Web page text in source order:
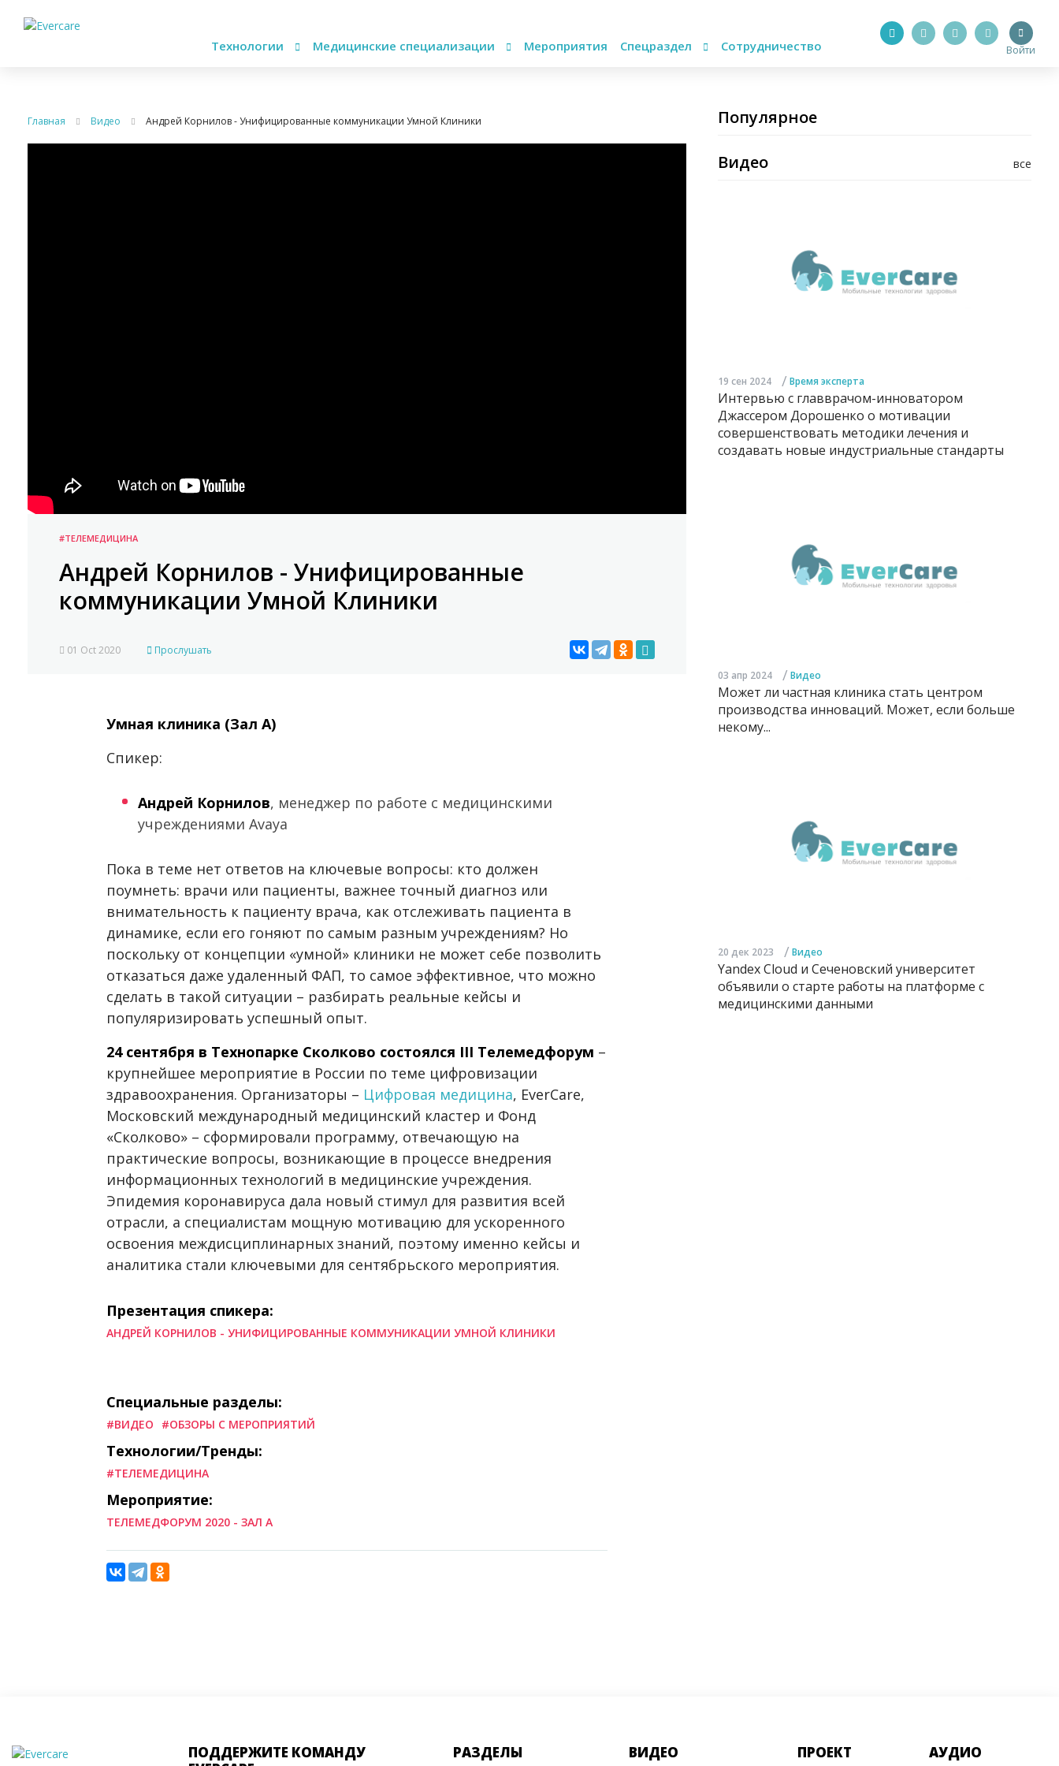
Технологии Медицинские специализации Мероприятия Спецраздел Сотрудничество Войти
Главная Видео Андрей Корнилов - Унифицированные коммуникации Умной Клиники
#ТЕЛЕМЕДИЦИНА
Андрей Корнилов - Унифицированные
коммуникации Умной Клиники
01 Oct 2020 Прослушать
Умная клиника (Зал A)
Спикер:
Андрей Корнилов, менеджер по работе с медицинскими
учреждениями Avaya
Пока в теме нет ответов на ключевые вопросы: кто должен
поумнеть: врачи или пациенты, важнее точный диагноз или
внимательность к пациенту врача, как отслеживать пациента в
динамике, если его гоняют по самым разным учреждениям? Но
поскольку от концепции «умной» клиники не может себе позволить
отказаться даже удаленный ФАП, то самое эффективное, что можно
сделать в такой ситуации – разбирать реальные кейсы и
популяризировать успешный опыт.
24 сентября в Технопарке Сколково состоялся III Телемедфорум –
крупнейшее мероприятие в России по теме цифровизации
здравоохранения. Организаторы – Цифровая медицина, EverCare,
Московский международный медицинский кластер и Фонд
«Сколково» – сформировали программу, отвечающую на
практические вопросы, возникающие в процессе внедрения
информационных технологий в медицинские учреждения.
Эпидемия коронавируса дала новый стимул для развития всей
отрасли, а специалистам мощную мотивацию для ускоренного
освоения междисциплинарных знаний, поэтому именно кейсы и
аналитика стали ключевыми для сентябрьского мероприятия.
Презентация спикера:
АНДРЕЙ КОРНИЛОВ - УНИФИЦИРОВАННЫЕ КОММУНИКАЦИИ УМНОЙ КЛИНИКИ
Специальные разделы:
#ВИДЕО #ОБЗОРЫ С МЕРОПРИЯТИЙ
Технологии/Тренды:
#ТЕЛЕМЕДИЦИНА
Мероприятие:
ТЕЛЕМЕДФОРУМ 2020 - ЗАЛ А
Популярное
все
Видео
19 сен 2024 / Время эксперта
Интервью с главврачом-инноватором
Джассером Дорошенко о мотивации
совершенствовать методики лечения и
создавать новые индустриальные стандарты
03 апр 2024 / Видео
Может ли частная клиника стать центром
производства инноваций. Может, если больше
некому...
20 дек 2023 / Видео
Yandex Cloud и Сеченовский университет
объявили о старте работы на платформе с
медицинскими данными
ПОДДЕРЖИТЕ КОМАНДУ
РАЗДЕЛЫ ВИДЕО ПРОЕКТ АУДИО